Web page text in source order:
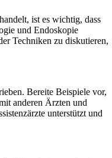
ist es wichtig, dass
und Endoskopie
Techniken zu diskutieren,
Bereite Beispiele vor,
anderen Ärzten und
unterstützt und